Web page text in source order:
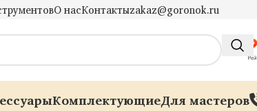
О насКонтактыzakaz@goronok.ru
КомплектующиеДля мастеров